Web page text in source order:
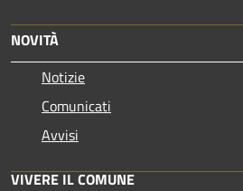
NOVITÀ
Notizie
Comunicati
Avvisi
VIVERE IL COMUNE